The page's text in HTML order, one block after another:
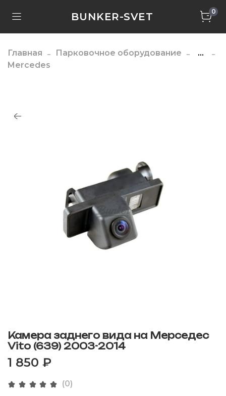
BUNKER-SVET 0
Главная Парковочное оборудование
...
Mercedes
(0)
Камера заднего вида на Мерседес
Vito (639) 2003-2014
1 850 ₽